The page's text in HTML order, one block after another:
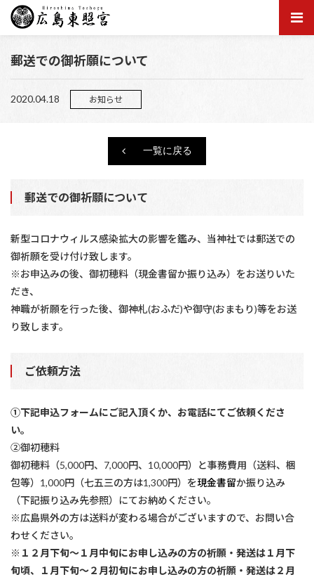
郵送での御祈願について
2020.04.18 お知らせ
一覧に戻る
郵送での御祈願について
新型コロナウィルス感染拡大の影響を鑑み、当神社では郵送での
御祈願を受け付け致します。
※お申込みの後、御初穂料（現金書留か振り込み）をお送りいた
だき、
神職が祈願を行った後、御神札(おふだ)や御守(おまもり)等をお送
り致します。
ご依頼方法
①下記申込フォームにご記入頂くか、お電話にてご依頼くださ
い。
②御初穂料
御初穂料（5,000円、7,000円、10,000円）と事務費用（送料、梱
包等）1,000円（七五三の方は1,300円）を現金書留か振り込み
（下記振り込み先参照）にてお納めください。
※広島県外の方は送料が変わる場合がございますので、お問い合
わせください。
※１２月下旬～１月中旬にお申し込みの方の祈願・発送は１月下
旬頃、１月下旬～２月初旬にお申し込みの方の祈願・発送は２月